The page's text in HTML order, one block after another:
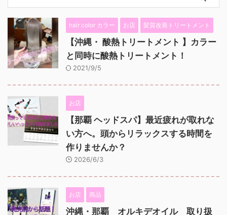
hair color カラー お店 髪質改善トリートメント
【沖縄・ 酸熱トリートメント 】カラー
と同時に酸熱トリートメント！
2021/9/5
お店
【那覇 ヘッドスパ】最近疲れが取れな
い方へ。頭からリラックスする時間を
作りませんか？
2026/6/3
お店 商品
沖縄・那覇 オルキデオイル 取り扱